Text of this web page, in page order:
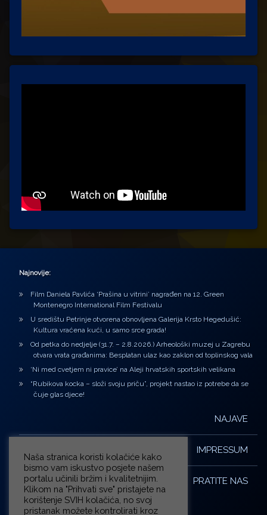
Najnovije:
Film Daniela Pavlića ‘Prašina u vitrini’ nagrađen na 12. Green
Montenegro International Film Festivalu
U središtu Petrinje otvorena obnovljena Galerija Krsto Hegedušić:
Kultura vraćena kući, u samo srce grada!
Od petka do nedjelje (31.7. – 2.8.2026.) Arheološki muzej u Zagrebu
otvara vrata građanima: Besplatan ulaz kao zaklon od toplinskog vala
‘Ni med cvetjem ni pravice’ na Aleji hrvatskih sportskih velikana
“Rubikova kocka – složi svoju priču”, projekt nastao iz potrebe da se
čuje glas djece!
NAJAVE
IMPRESSUM
PRATITE NAS
Naša stranica koristi kolačiće kako
bismo vam iskustvo posjete našem
portalu učinili bržim i kvalitetnijim.
Klikom na "Prihvati sve" pristajete na
korištenje SVIH kolačića, no svoj
pristanak možete kontrolirati kroz